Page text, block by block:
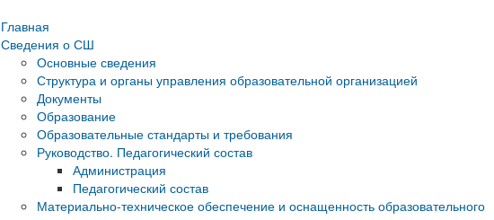
Главная
Сведения о СШ
Основные сведения
Структура и органы управления образовательной организацией
Документы
Образование
Образовательные стандарты и требования
Руководство. Педагогический состав
Администрация
Педагогический состав
Материально-техническое обеспечение и оснащенность образовательного